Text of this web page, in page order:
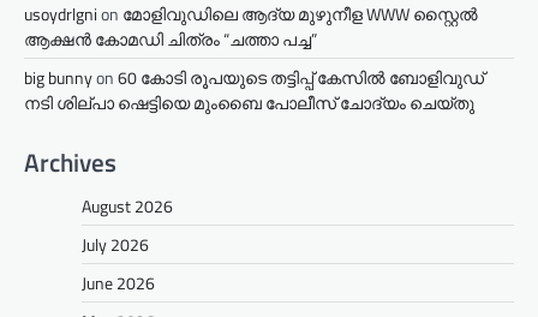
usoydrlgnion മോളിവുഡിലെ ആദ്യ മുഴുനീള WWW സ്റ്റൈൽ
ആക്ഷൻ കോമഡി ചിത്രം “ചത്താ പച്ച”
big bunnyon60 കോടി രൂപയുടെ തട്ടിപ്പ് കേസിൽ ബോളിവുഡ്
നടി ശില്പാ ഷെട്ടിയെ മുംബൈ പോലീസ് ചോദ്യം ചെയ്തു
Archives
August 2026
July 2026
June 2026